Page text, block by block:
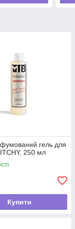
гель для
250 мл
Купити